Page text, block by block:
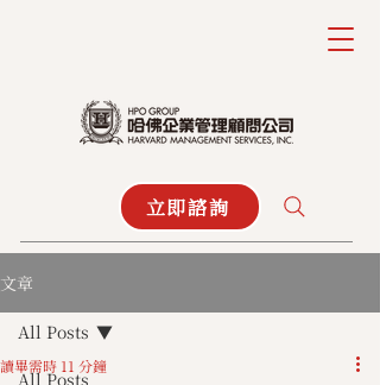
立即諮詢
文章
All Posts
All Posts
讀畢需時 11 分鐘